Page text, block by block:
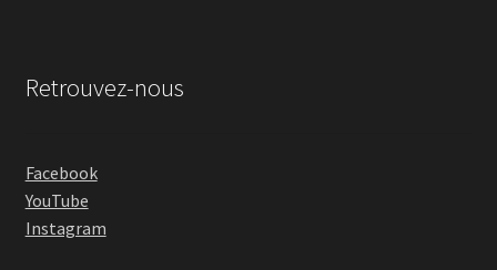
Retrouvez-nous
Facebook
YouTube
Instagram